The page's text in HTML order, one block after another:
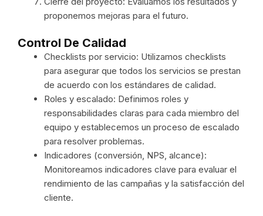
proponemos mejoras para el futuro.
Control De Calidad
Checklists por servicio: Utilizamos checklists
para asegurar que todos los servicios se prestan
de acuerdo con los estándares de calidad.
Roles y escalado: Definimos roles y
responsabilidades claras para cada miembro del
equipo y establecemos un proceso de escalado
para resolver problemas.
Indicadores (conversión, NPS, alcance):
Monitoreamos indicadores clave para evaluar el
rendimiento de las campañas y la satisfacción del
cliente.